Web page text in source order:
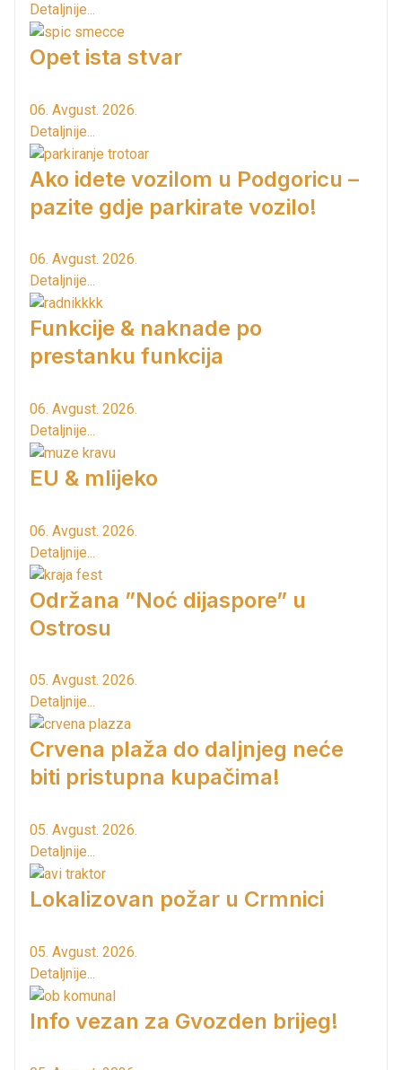
Detaljnije...
Opet ista stvar
06. Avgust. 2026.
Detaljnije...
Ako idete vozilom u Podgoricu –
pazite gdje parkirate vozilo!
06. Avgust. 2026.
Detaljnije...
Funkcije & naknade po
prestanku funkcija
06. Avgust. 2026.
Detaljnije...
EU & mlijeko
06. Avgust. 2026.
Detaljnije...
Održana ”Noć dijaspore” u
Ostrosu
05. Avgust. 2026.
Detaljnije...
Crvena plaža do daljnjeg neće
biti pristupna kupačima!
05. Avgust. 2026.
Detaljnije...
Lokalizovan požar u Crmnici
05. Avgust. 2026.
Detaljnije...
Info vezan za Gvozden brijeg!